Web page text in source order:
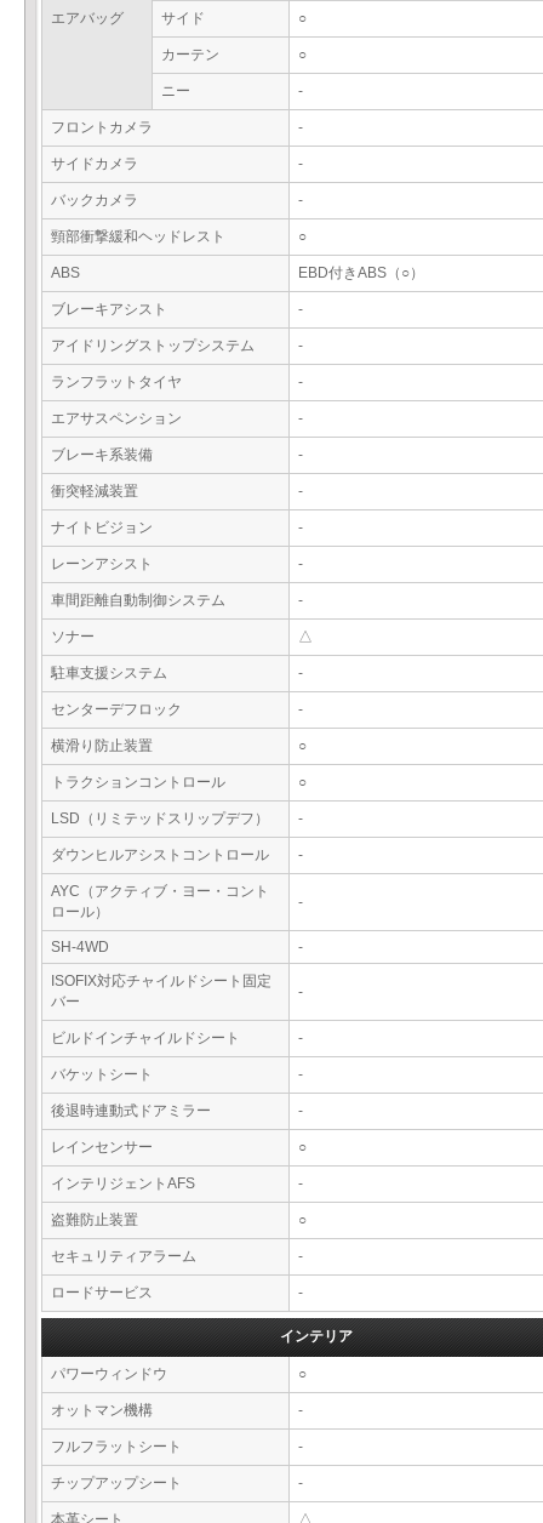
エアバッグ サイド ○
カーテン ○
ニー -
フロントカメラ -
サイドカメラ -
バックカメラ -
頸部衝撃緩和ヘッドレスト ○
ABS EBD付きABS（○）
ブレーキアシスト -
アイドリングストップシステム -
ランフラットタイヤ -
エアサスペンション -
ブレーキ系装備 -
衝突軽減装置 -
ナイトビジョン -
レーンアシスト -
車間距離自動制御システム -
ソナー △
駐車支援システム -
センターデフロック -
横滑り防止装置 ○
トラクションコントロール ○
LSD（リミテッドスリップデフ） -
ダウンヒルアシストコントロール -
AYC（アクティブ・ヨー・コント
ロール）
-
SH-4WD
-
ISOFIX対応チャイルドシート固定
バー
-
ビルドインチャイルドシート -
バケットシート -
後退時連動式ドアミラー -
レインセンサー ○
インテリジェントAFS -
盗難防止装置 ○
セキュリティアラーム -
ロードサービス -
インテリア
パワーウィンドウ ○
オットマン機構 -
フルフラットシート -
チップアップシート -
本革シート △